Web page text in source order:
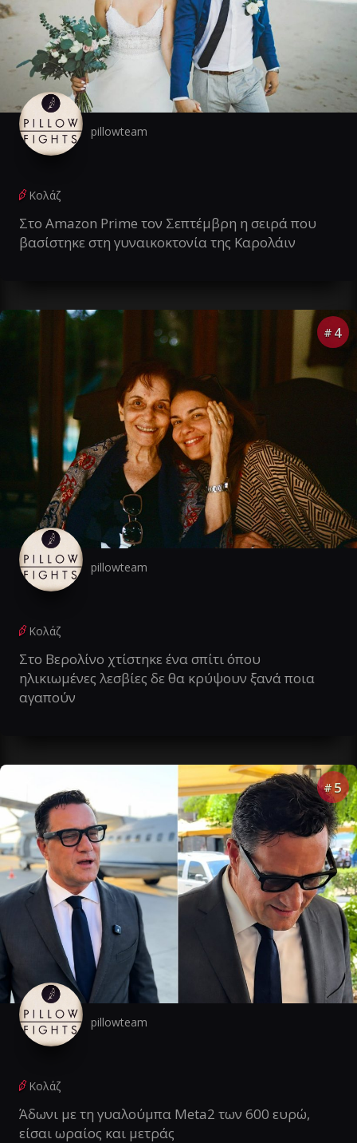
pillowteam
Κολάζ
Στο Amazon Prime τον Σεπτέμβρη η σειρά που
βασίστηκε στη γυναικοκτονία της Καρολάιν
# 4
pillowteam
Κολάζ
Στο Βερολίνο χτίστηκε ένα σπίτι όπου
ηλικιωμένες λεσβίες δε θα κρύψουν ξανά ποια
αγαπούν
# 5
pillowteam
Κολάζ
Άδωνι με τη γυαλούμπα Meta2 των 600 ευρώ,
είσαι ωραίος και μετράς